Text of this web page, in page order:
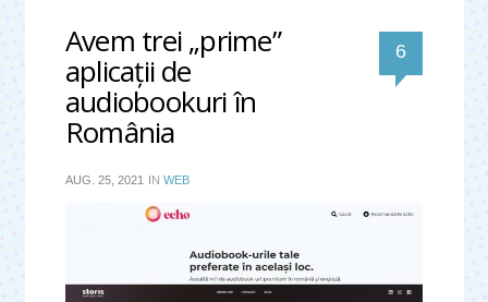
Avem trei „prime”
aplicaţii de
audiobookuri în
România
6
AUG. 25, 2021 IN WEB